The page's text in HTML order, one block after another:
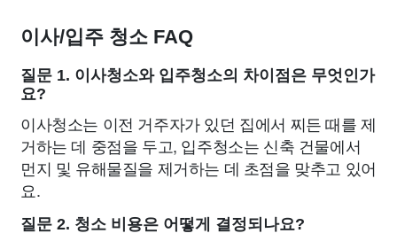
이사/입주 청소 FAQ
질문 1. 이사청소와 입주청소의 차이점은 무엇인가
요?
이사청소는 이전 거주자가 있던 집에서 찌든 때를 제
거하는 데 중점을 두고, 입주청소는 신축 건물에서
먼지 및 유해물질을 제거하는 데 초점을 맞추고 있어
요.
질문 2. 청소 비용은 어떻게 결정되나요?